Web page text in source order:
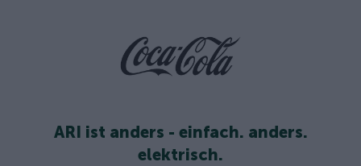
ARI ist anders - einfach. anders.
elektrisch.